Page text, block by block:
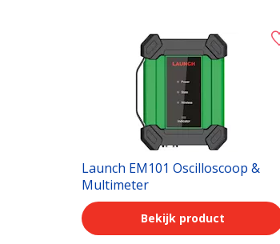
Launch EM101 Oscilloscoop &
Multimeter
Bekijk product